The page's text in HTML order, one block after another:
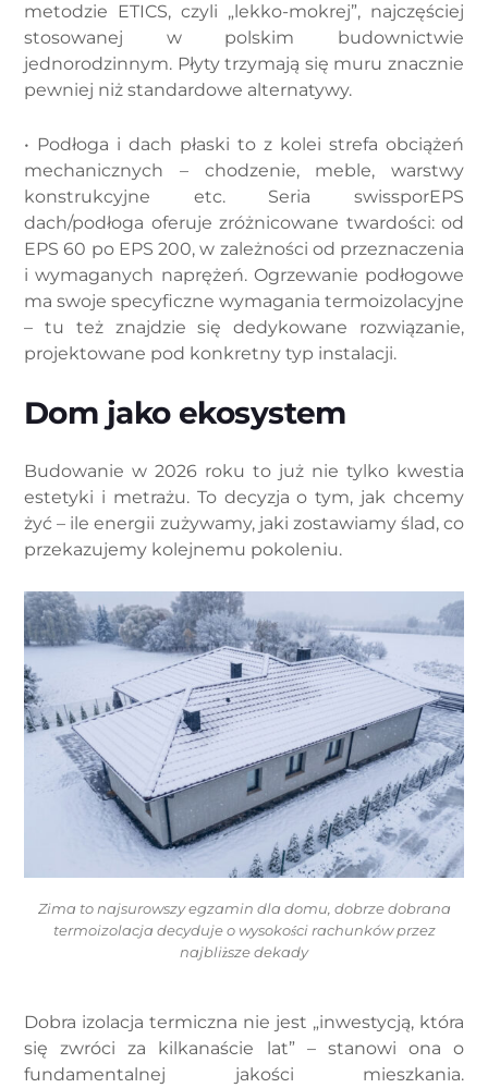
metodzie ETICS, czyli „lekko-mokrej”, najczęściej
stosowanej w polskim budownictwie
jednorodzinnym. Płyty trzymają się muru znacznie
pewniej niż standardowe alternatywy.
• Podłoga i dach płaski to z kolei strefa obciążeń
mechanicznych – chodzenie, meble, warstwy
konstrukcyjne etc. Seria swissporEPS
dach/podłoga oferuje zróżnicowane twardości: od
EPS 60 po EPS 200, w zależności od przeznaczenia
i wymaganych naprężeń. Ogrzewanie podłogowe
ma swoje specyficzne wymagania termoizolacyjne
– tu też znajdzie się dedykowane rozwiązanie,
projektowane pod konkretny typ instalacji.
Dom jako ekosystem
Budowanie w 2026 roku to już nie tylko kwestia
estetyki i metrażu. To decyzja o tym, jak chcemy
żyć – ile energii zużywamy, jaki zostawiamy ślad, co
przekazujemy kolejnemu pokoleniu.
Zima to najsurowszy egzamin dla domu, dobrze dobrana
termoizolacja decyduje o wysokości rachunków przez
najbliższe dekady
Dobra izolacja termiczna nie jest „inwestycją, która
się zwróci za kilkanaście lat” – stanowi ona o
fundamentalnej jakości mieszkania.